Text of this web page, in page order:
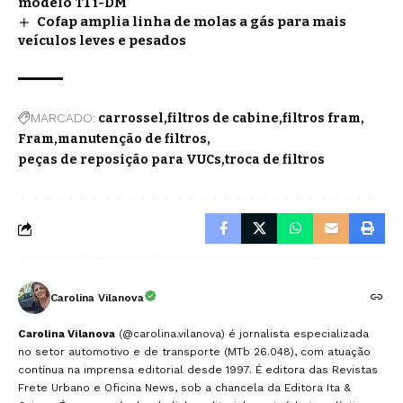
Cofap amplia linha de molas a gás para mais
veículos leves e pesados
MARCADO: carrossel filtros de cabine filtros fram
Fram manutenção de filtros
peças de reposição para VUCs troca de filtros
Carolina Vilanova
Carolina Vilanova (@carolina.vilanova) é jornalista especializada
no setor automotivo e de transporte (MTb 26.048), com atuação
contínua na imprensa editorial desde 1997. É editora das Revistas
Frete Urbano e Oficina News, sob a chancela da Editora Ita &